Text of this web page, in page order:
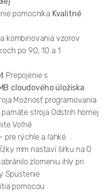
pomocníka Kvalitné
kombinovania vzorov
po 90, 10 a 1
Prepojenie s
cloudového úložiska
Možnosť programovania
stroja Odstrih hornej
Voľné
pre rýchle a ľahké
mm nastaví šírku na 0
zlomeniu ihly pri
Spustenie
pomocou